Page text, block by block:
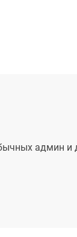
админ и